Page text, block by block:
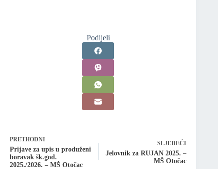
Podijeli
PRETHODNI
Prijave za upis u produženi
boravak šk.god.
2025./2026. – MŠ Otočac
SLJEDEĆI
Jelovnik za RUJAN 2025. –
MŠ Otočac